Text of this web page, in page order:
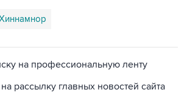
на профессиональную ленту
рассылку главных новостей сайта